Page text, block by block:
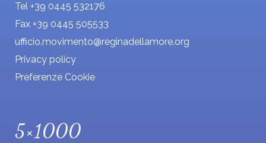
Tel +39 0445 532176
Fax +39 0445 505533
ufficio.movimento@reginadellamore.org
Privacy policy
Preferenze Cookie
5×1000